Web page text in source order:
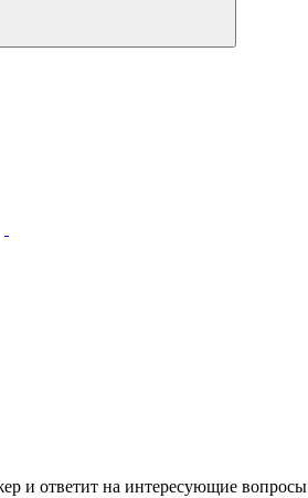
и ответит на интересующие вопросы